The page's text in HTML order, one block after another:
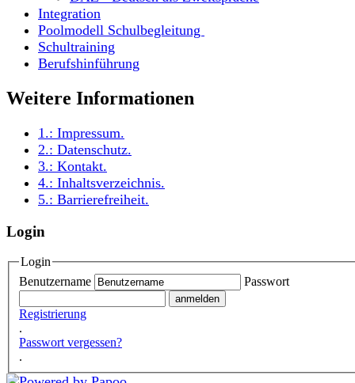
Integration
Poolmodell Schulbegleitung
Schultraining
Berufshinführung
Weitere Informationen
1.: Impressum.
2.: Datenschutz.
3.: Kontakt.
4.: Inhaltsverzeichnis.
5.: Barrierefreiheit.
Login
Login
Benutzername
Passwort
Registrierung
.
Passwort vergessen?
.